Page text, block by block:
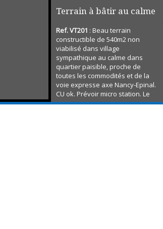
Terrain à bâtir au calme
Ref. VT201 : Beau terrain
constructible de 540m2 non
viabilisé dans village
sympathique au calme dans
quartier paisible, proche de
toutes les commodités et de la
voie expresse axe Nancy-Epinal.
CU ok. Prévoir micro station. Le
prix de vente tient compte de la